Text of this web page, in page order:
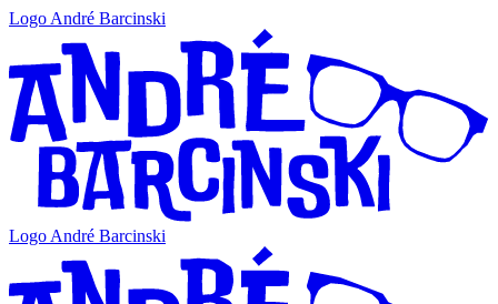
Logo André Barcinski
Logo André Barcinski